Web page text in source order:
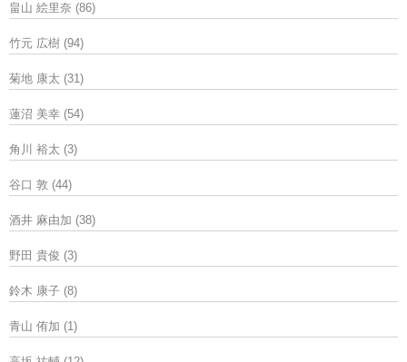
畠山 絵里奈 (86)
竹元 広樹 (94)
菊地 康太 (31)
蓮沼 美幸 (54)
角川 裕太 (3)
谷口 敦 (44)
酒井 麻由加 (38)
野田 貴俊 (3)
鈴木 康子 (8)
青山 侑加 (1)